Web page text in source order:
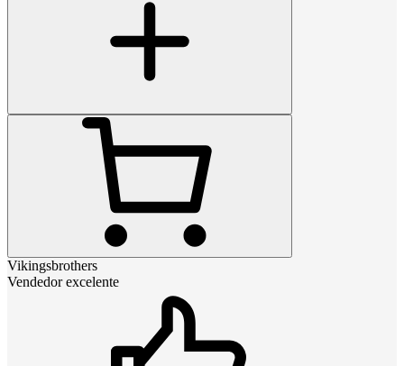
Vikingsbrothers
Vendedor excelente